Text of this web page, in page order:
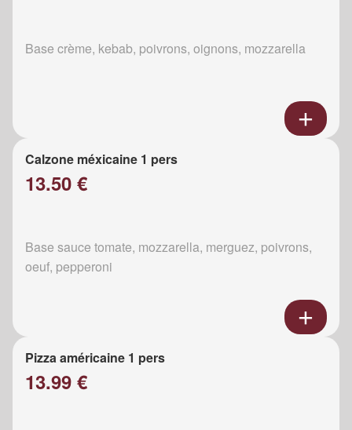
Base crème, kebab, poivrons, oignons, mozzarella
Calzone méxicaine 1 pers
13.50 €
Base sauce tomate, mozzarella, merguez, poivrons,
oeuf, pepperoni
Pizza américaine 1 pers
13.99 €